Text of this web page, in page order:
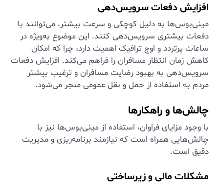
افزایش دفعات سرویس‌دهی
مینی‌بوس‌ها به دلیل کوچکی و سرعت بیشتر، می‌توانند با
دفعات بیشتری سرویس‌دهی کنند. این موضوع به‌ویژه در
ساعات پرتردد و اوج ترافیک اهمیت دارد، چرا که امکان
کاهش زمان انتظار مسافران را فراهم می‌کند. افزایش دفعات
سرویس‌دهی به بهبود رضایت مسافران و ترغیب بیشتر
مردم به استفاده از حمل و نقل عمومی منجر می‌شود.
چالش‌ها و راهکارها
با وجود مزایای فراوان، استفاده از مینی‌بوس‌ها نیز با
چالش‌هایی همراه است که نیازمند برنامه‌ریزی و مدیریت
دقیق است.
مشکلات مالی و زیرساختی